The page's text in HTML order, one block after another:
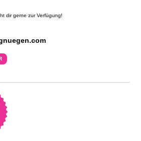
dir gerne zur Verfügung!